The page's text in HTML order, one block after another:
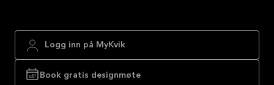
Logg inn på MyKvik
Book gratis designmøte